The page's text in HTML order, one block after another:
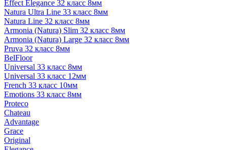
Effect Elegance 32 класс 8мм
Natura Ultra Line 33 класс 8мм
Natura Line 32 класс 8мм
Armonia (Natura) Slim 32 класс 8мм
Armonia (Natura) Large 32 класс 8мм
Pruva 32 класс 8мм
BelFloor
Universal 33 класс 8мм
Universal 33 класс 12мм
French 33 класс 10мм
Emotions 33 класс 8мм
Proteco
Chateau
Advantage
Grace
Original